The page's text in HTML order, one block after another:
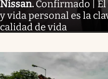
Nissan. Confirmado |
y vida personal es la
calidad de vida